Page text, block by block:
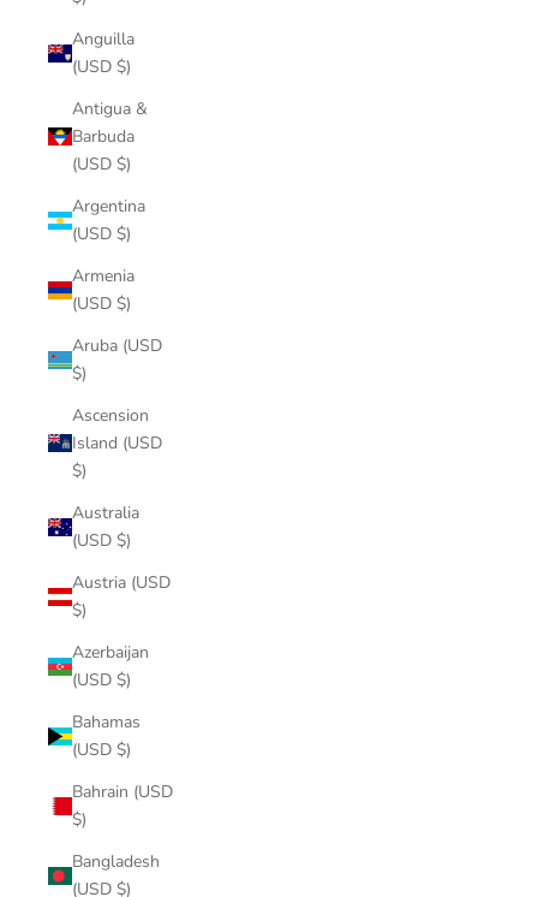
Anguilla
(USD $)
Antigua &
Barbuda
(USD $)
Argentina
(USD $)
Armenia
(USD $)
Aruba (USD
$)
Ascension
Island (USD
$)
Australia
(USD $)
Austria (USD
$)
Azerbaijan
(USD $)
Bahamas
(USD $)
Bahrain (USD
$)
Bangladesh
(USD $)